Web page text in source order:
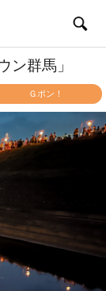
ン群馬」
Ｇポン！